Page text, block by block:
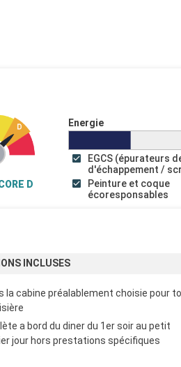
D
Energie
EGCS (épurateurs
d'échappement /
Peinture et coque
écoresponsables
INCLUSES
la cabine préalablement choisie pour
a bord du diner du 1er soir au petit
jour hors prestations spécifiques